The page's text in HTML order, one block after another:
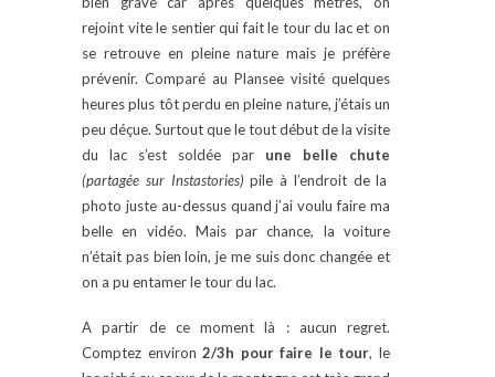
rejoint vite le sentier qui fait le tour du lac et on
se retrouve en pleine nature mais je préfère
prévenir. Comparé au Plansee visité quelques
heures plus tôt perdu en pleine nature, j’étais un
peu déçue. Surtout que le tout début de la visite
du lac s’est soldée par une belle chute
(partagée sur Instastories) pile à l’endroit de la
photo juste au-dessus quand j’ai voulu faire ma
belle en vidéo. Mais par chance, la voiture
n’était pas bien loin, je me suis donc changée et
on a pu entamer le tour du lac.
A partir de ce moment là : aucun regret.
Comptez environ2/3h pour faire le tour, le